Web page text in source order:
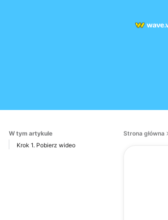
W tym artykule
Krok 1. Pobierz wideo
Strona główna